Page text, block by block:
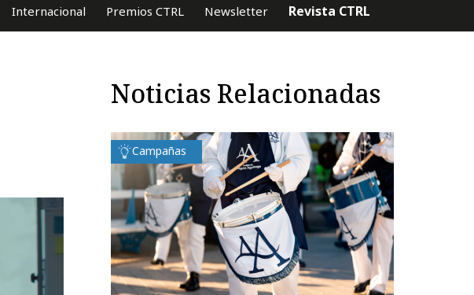
Internacional Premios CTRL Newsletter Revista CTRL
Noticias Relacionadas
Campañas